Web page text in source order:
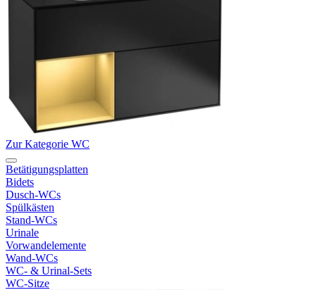
Zur Kategorie WC
Betätigungsplatten
Bidets
Dusch-WCs
Spülkästen
Stand-WCs
Urinale
Vorwandelemente
Wand-WCs
WC- & Urinal-Sets
WC-Sitze